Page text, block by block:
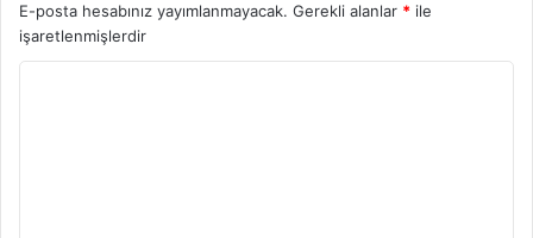
E-posta hesabınız yayımlanmayacak. Gerekli alanlar * ile
işaretlenmişlerdir